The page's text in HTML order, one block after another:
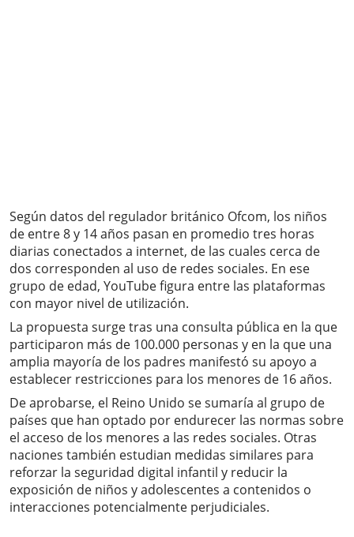
Según datos del regulador británico Ofcom, los niños
de entre 8 y 14 años pasan en promedio tres horas
diarias conectados a internet, de las cuales cerca de
dos corresponden al uso de redes sociales. En ese
grupo de edad, YouTube figura entre las plataformas
con mayor nivel de utilización.
La propuesta surge tras una consulta pública en la que
participaron más de 100.000 personas y en la que una
amplia mayoría de los padres manifestó su apoyo a
establecer restricciones para los menores de 16 años.
De aprobarse, el Reino Unido se sumaría al grupo de
países que han optado por endurecer las normas sobre
el acceso de los menores a las redes sociales. Otras
naciones también estudian medidas similares para
reforzar la seguridad digital infantil y reducir la
exposición de niños y adolescentes a contenidos o
interacciones potencialmente perjudiciales.